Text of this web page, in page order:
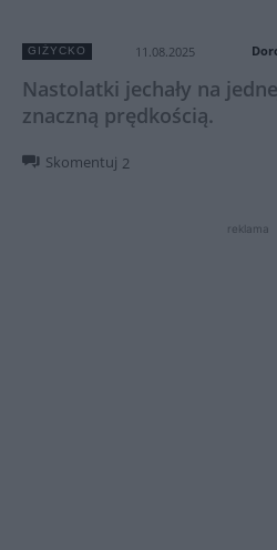
GIŻYCKO 11.08.2025
Nastolatki jechały na
znaczną prędkością.
Skomentuj 2
reklama